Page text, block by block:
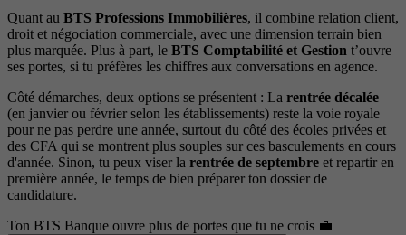
Quant au BTS Professions Immobilières, il combine relation client,
droit et négociation commerciale, avec une dimension terrain bien
plus marquée. Plus à part, le BTS Comptabilité et Gestion t’ouvre
ses portes, si tu préfères les chiffres aux conversations en agence.
Côté démarches, deux options se présentent : La rentrée décalée
(en janvier ou février selon les établissements) reste la voie royale
pour ne pas perdre une année, surtout du côté des écoles privées et
des CFA qui se montrent plus souples sur ces basculements en cours
d'année. Sinon, tu peux viser la rentrée de septembre et repartir en
première année, le temps de bien préparer ton dossier de
candidature.
Ton BTS Banque ouvre plus de portes que tu ne crois 💼